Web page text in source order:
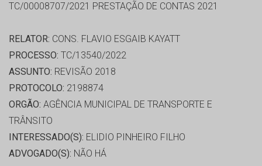
TC/00008707/2021 PRESTAÇÃO DE CONTAS 2021
RELATOR: CONS. FLAVIO ESGAIB KAYATT
PROCESSO: TC/13540/2022
ASSUNTO: REVISÃO 2018
PROTOCOLO: 2198874
ORGÃO: AGÊNCIA MUNICIPAL DE TRANSPORTE E
TRÂNSITO
INTERESSADO(S): ELIDIO PINHEIRO FILHO
ADVOGADO(S): NÃO HÁ